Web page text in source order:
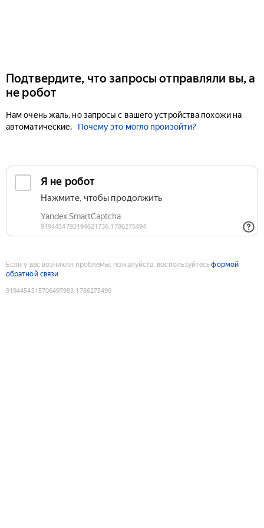
Подтвердите, что запросы отправляли вы, а
не робот
Нам очень жаль, но запросы с вашего устройства похожи на
автоматические.
Почему это могло произойти?
Если у вас возникли проблемы, пожалуйста, воспользуйтесьформой
обратной связи
9194454515706497983:1786275490